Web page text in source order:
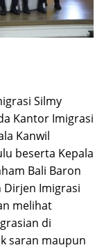
Silmy
Kantor Imigrasi
Kanwil
beserta Kepala
Bali Baron
Imigrasi
melihat
di
saran maupun